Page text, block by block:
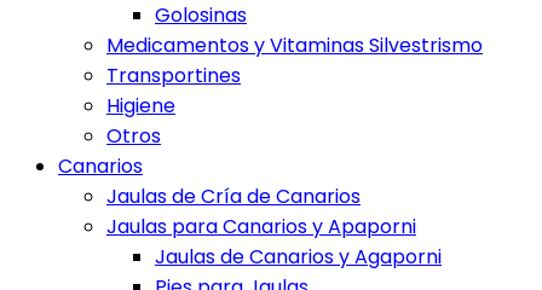
Golosinas
Medicamentos y Vitaminas Silvestrismo
Transportines
Higiene
Otros
Canarios
Jaulas de Cría de Canarios
Jaulas para Canarios y Apaporni
Jaulas de Canarios y Agaporni